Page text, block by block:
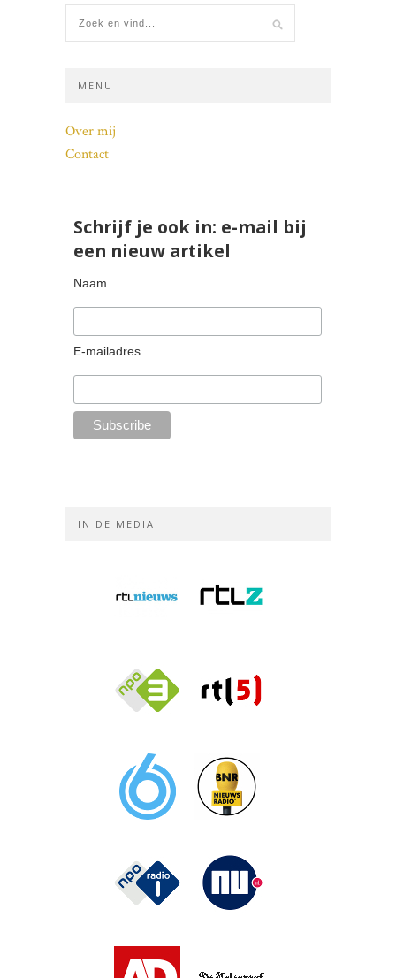
MENU
Over mij
Contact
Schrijf je ook in: e-mail bij
een nieuw artikel
Naam
E-mailadres
IN DE MEDIA